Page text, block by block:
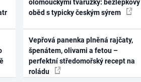
olomouckými tvarůžky: bezlepkový
oběd s typicky českým sýrem
Vepřová panenka plněná rajčaty,
špenátem, olivami a fetou –
perfektní středomořský recept na
roládu